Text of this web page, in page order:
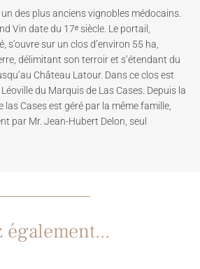
un des plus anciens vignobles médocains.
Vin date du 17ᵉ siècle. Le portail,
s’ouvre sur un clos d’environ 55 ha,
délimitant son terroir et s’étendant du
Château Latour. Dans ce clos est
du Marquis de Las Cases. Depuis la
las Cases est géré par la même famille,
par Mr. Jean-Hubert Delon, seul
également...